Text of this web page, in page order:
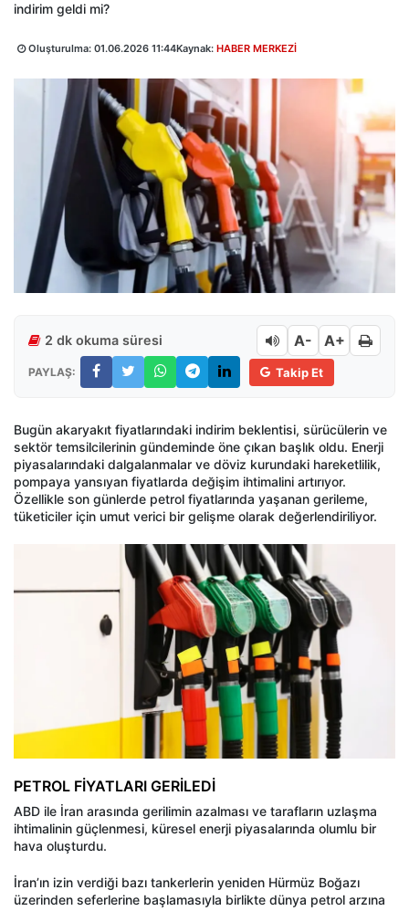
indirim geldi mi?
Oluşturulma: 01.06.2026 11:44Kaynak: HABER MERKEZİ
2 dk okuma süresi A- A+
PAYLAŞ: Takip Et
Bugün akaryakıt fiyatlarındaki indirim beklentisi, sürücülerin ve
sektör temsilcilerinin gündeminde öne çıkan başlık oldu. Enerji
piyasalarındaki dalgalanmalar ve döviz kurundaki hareketlilik,
pompaya yansıyan fiyatlarda değişim ihtimalini artırıyor.
Özellikle son günlerde petrol fiyatlarında yaşanan gerileme,
tüketiciler için umut verici bir gelişme olarak değerlendiriliyor.
PETROL FİYATLARI GERİLEDİ
ABD ile İran arasında gerilimin azalması ve tarafların uzlaşma
ihtimalinin güçlenmesi, küresel enerji piyasalarında olumlu bir
hava oluşturdu.
İran’ın izin verdiği bazı tankerlerin yeniden Hürmüz Boğazı
üzerinden seferlerine başlamasıyla birlikte dünya petrol arzına